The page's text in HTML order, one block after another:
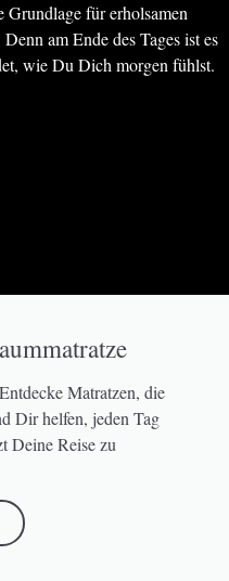
für erholsamen
am Ende des Tages ist es
wie Du Dich morgen fühlst.
Matratzen, die
Dir helfen, jeden Tag
Deine Reise zu